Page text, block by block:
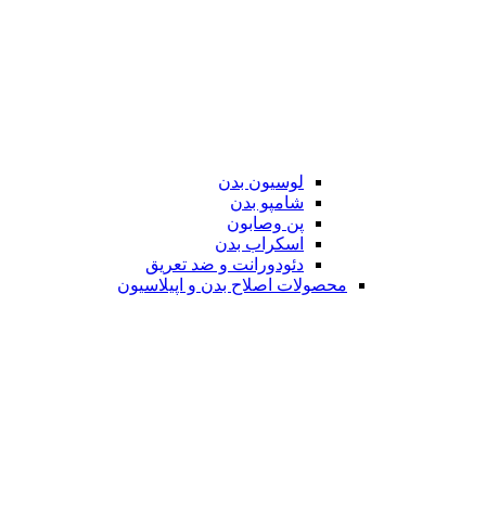
لوسیون بدن
شامپو بدن
پن وصابون
اسکراب بدن
دئودورانت و ضد تعریق
محصولات اصلاح بدن و اپیلاسیون